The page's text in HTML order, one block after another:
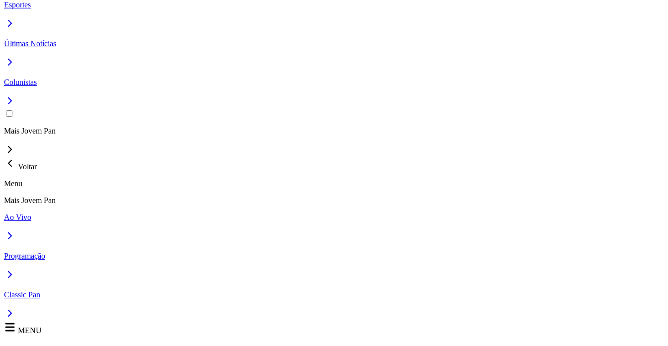
Esportes
Últimas Notícias
Colunistas
Mais Jovem Pan
Voltar
Menu
Mais Jovem Pan
Ao Vivo
Programação
Classic Pan
MENU